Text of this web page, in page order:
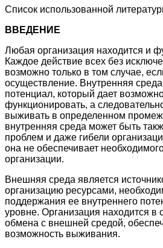
Список использованной
ВВЕДЕНИЕ
Любая организация находится и
Каждое действие всех без
возможно только в том случае,
осуществление. Внутренняя среда
потенциал, который дает
функционировать, а
выживать в определенном
внутренняя среда может быть
проблем и даже гибели
она не обеспечивает
организации.
Внешняя среда является
организацию ресурсами,
поддержания ее внутреннего
уровне. Организация находится в
обмена с внешней средой,
возможность выживания.